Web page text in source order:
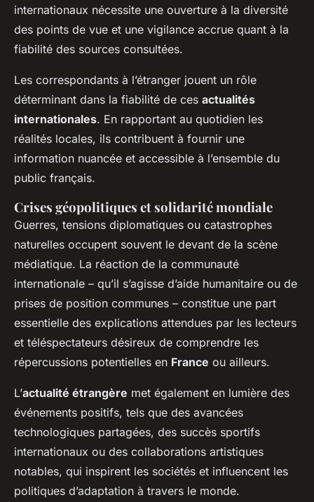
internationaux nécessite une ouverture à la diversité
des points de vue et une vigilance accrue quant à la
fiabilité des sources consultées.
Les correspondants à l’étranger jouent un rôle
déterminant dans la fiabilité de ces actualités
internationales. En rapportant au quotidien les
réalités locales, ils contribuent à fournir une
information nuancée et accessible à l’ensemble du
public français.
Crises géopolitiques et solidarité mondiale
Guerres, tensions diplomatiques ou catastrophes
naturelles occupent souvent le devant de la scène
médiatique. La réaction de la communauté
internationale – qu’il s’agisse d’aide humanitaire ou de
prises de position communes – constitue une part
essentielle des explications attendues par les lecteurs
et téléspectateurs désireux de comprendre les
répercussions potentielles en France ou ailleurs.
L’actualité étrangère met également en lumière des
événements positifs, tels que des avancées
technologiques partagées, des succès sportifs
internationaux ou des collaborations artistiques
notables, qui inspirent les sociétés et influencent les
politiques d’adaptation à travers le monde.